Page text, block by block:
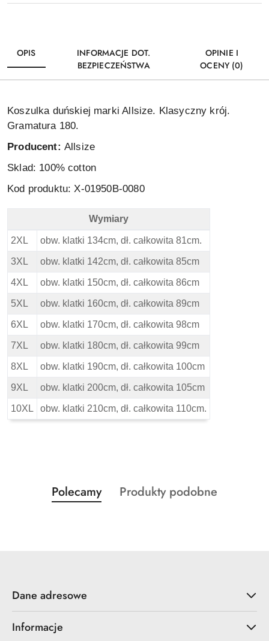
OPIS
INFORMACJE DOT.
BEZPIECZEŃSTWA
OPINIE I
OCENY (0)
Koszulka duńskiej marki Allsize. Klasyczny krój.
Gramatura 180.
Producent: Allsize
Sklad: 100% cotton
Kod produktu: X-01950B-0080
Replika Duża Koszulka - Wymiary
Wymiary
2XL obw. klatki 134cm, dł. całkowita 81cm.
3XL obw. klatki 142cm, dł. całkowita 85cm
4XL obw. klatki 150cm, dł. całkowita 86cm
5XL obw. klatki 160cm, dł. całkowita 89cm
6XL obw. klatki 170cm, dł. całkowita 98cm
7XL obw. klatki 180cm, dł. całkowita 99cm
8XL obw. klatki 190cm, dł. całkowita 100cm
9XL obw. klatki 200cm, dł. całkowita 105cm
10XL obw. klatki 210cm, dł. całkowita 110cm.
Pomiń karuzelę produktów
Produkty
o
Polecamy
Produkty
Produkty podobne
Dane adresowe
Informacje